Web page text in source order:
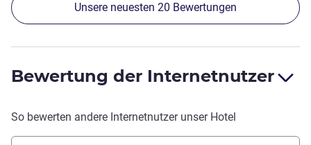
Unsere neuesten 20 Bewertungen
Bewertung der Internetnutzer
So bewerten andere Internetnutzer unser Hotel